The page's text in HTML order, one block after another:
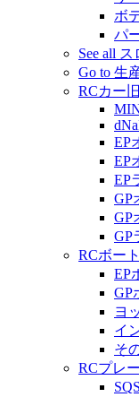
ボ
パ
See all
Go to 生
RCカー
EP
EP
EP
GP
GP
GP
RCボー
EP
GP
ヨ
イ
そ
RCプレ